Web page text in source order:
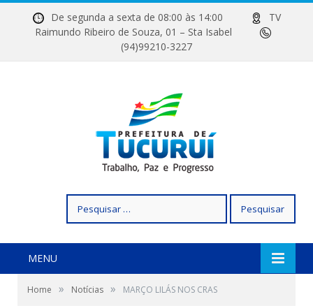
De segunda a sexta de 08:00 às 14:00
TV
Raimundo Ribeiro de Souza, 01 – Sta Isabel
(94)99210-3227
por:
MENU
Home » Notícias » MARÇO LILÁS NOS CRAS